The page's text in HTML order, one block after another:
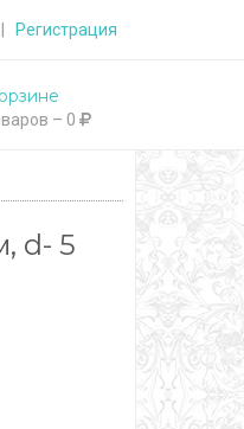
Регистрация
– 0
d- 5